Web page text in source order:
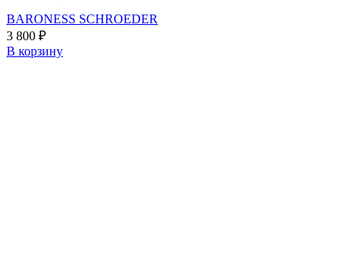
BARONESS SCHROEDER
3 800 ₽
В корзину